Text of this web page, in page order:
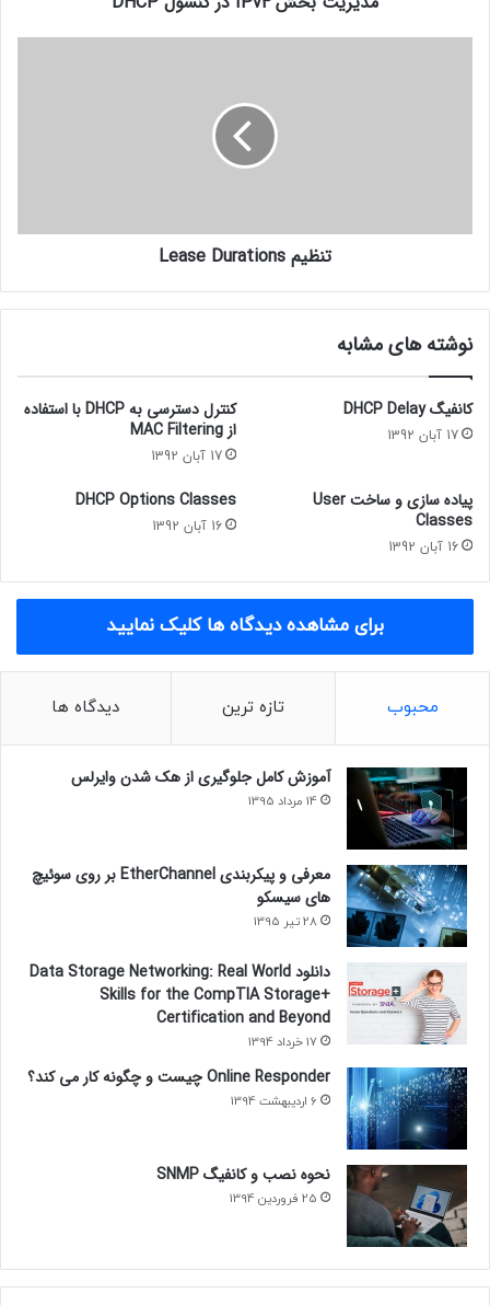
تنظیم Lease Durations
نوشته های مشابه
کانفیگ DHCP Delay
17 آبان 1392
کنترل دسترسی به DHCP با استفاده
از MAC Filtering
17 آبان 1392
پیاده سازی و ساخت User
Classes
16 آبان 1392
DHCP Options Classes
16 آبان 1392
برای مشاهده دیدگاه ها کلیک نمایید
محبوب تازه ترین دیدگاه ها
آموزش کامل جلوگیری از هک شدن وایرلس
14 مرداد 1395
معرفی و پیکربندی EtherChannel بر روی سوئیچ
های سیسکو
28 تیر 1395
دانلود Data Storage Networking: Real World
Skills for the CompTIA Storage+
Certification and Beyond
17 خرداد 1394
Online Responder چیست و چگونه کار می کند؟
6 اردیبهشت 1394
نحوه نصب و کانفیگ SNMP
25 فروردین 1394